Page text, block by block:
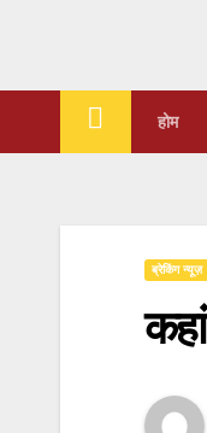
content
होम
ब्रेकिंग न्यूज़